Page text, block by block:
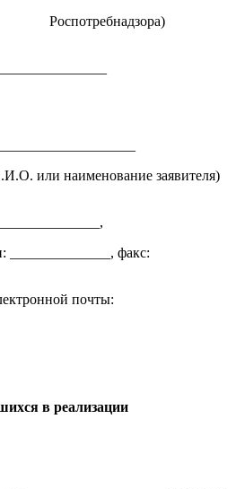
заявителя)
факс:
почты:
в реализации